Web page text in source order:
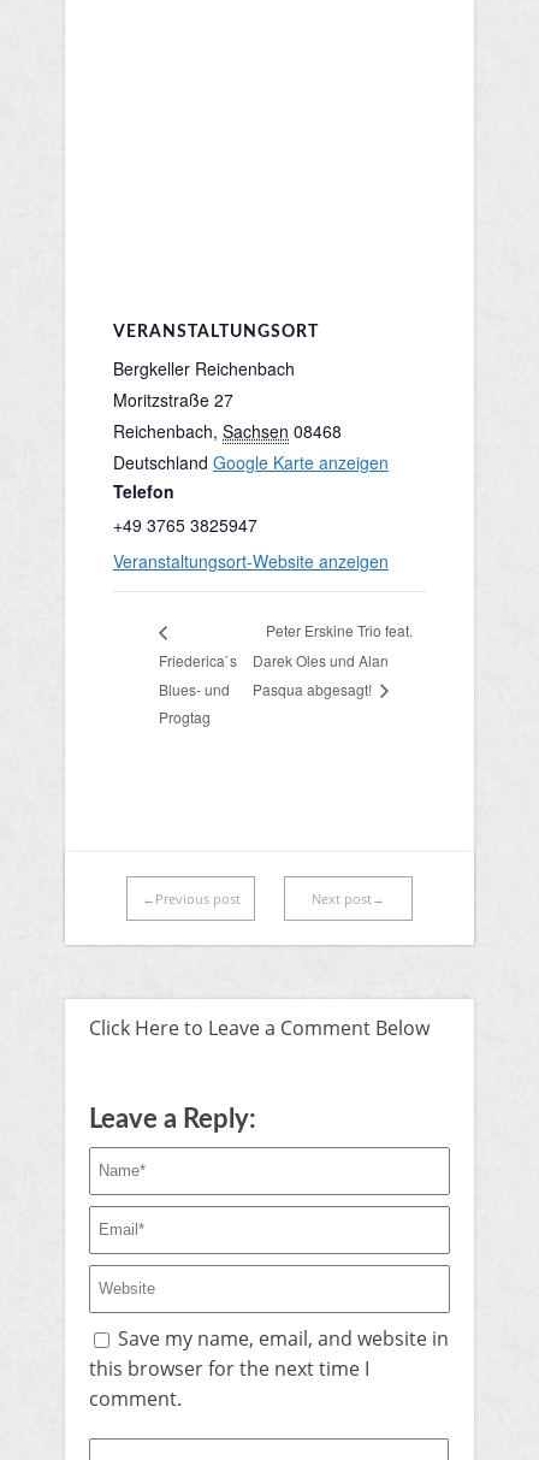
VERANSTALTUNGSORT
Bergkeller Reichenbach
Moritzstraße 27
Reichenbach, Sachsen 08468
Deutschland Google Karte anzeigen
Telefon
+49 3765 3825947
Veranstaltungsort-Website anzeigen
Friederica`s
Blues- und
Progtag
Peter Erskine Trio feat.
Darek Oles und Alan
Pasqua abgesagt!
←Previous post Next post→
Click Here to Leave a Comment Below
Leave a Reply:
Save my name, email, and website in
this browser for the next time I
comment.